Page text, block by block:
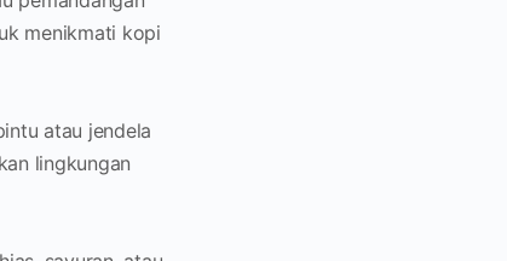
menikmati kopi
atau jendela
lingkungan